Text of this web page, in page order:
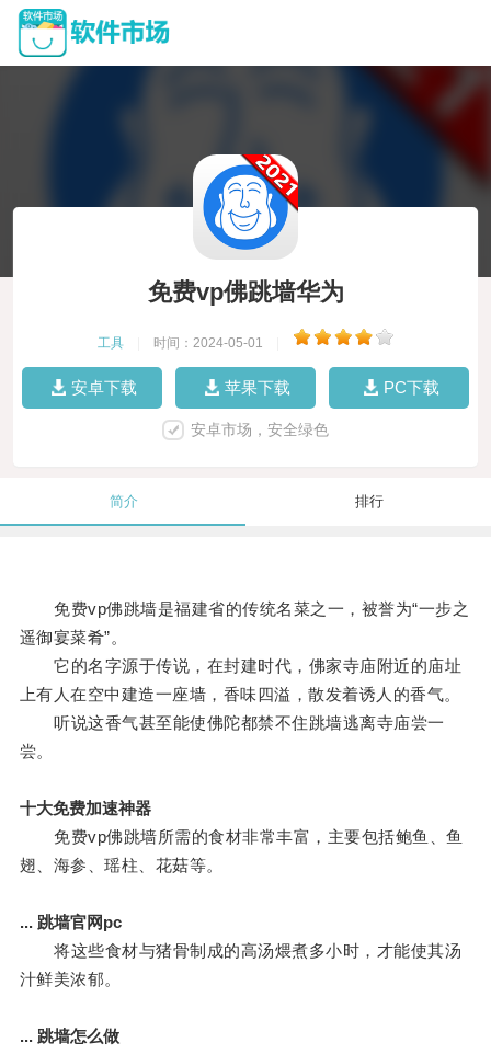
免费vp佛跳墙华为
工具 时间：2024-05-01
安卓下载 苹果下载 PC下载
安卓市场，安全绿色
简介 排行
免费vp佛跳墙是福建省的传统名菜之一，被誉为“一步之
遥御宴菜肴”。
它的名字源于传说，在封建时代，佛家寺庙附近的庙址
上有人在空中建造一座墙，香味四溢，散发着诱人的香气。
听说这香气甚至能使佛陀都禁不住跳墙逃离寺庙尝一
尝。
十大免费加速神器
免费vp佛跳墙所需的食材非常丰富，主要包括鲍鱼、鱼
翅、海参、瑶柱、花菇等。
... 跳墙官网pc
将这些食材与猪骨制成的高汤煨煮多小时，才能使其汤
汁鲜美浓郁。
... 跳墙怎么做